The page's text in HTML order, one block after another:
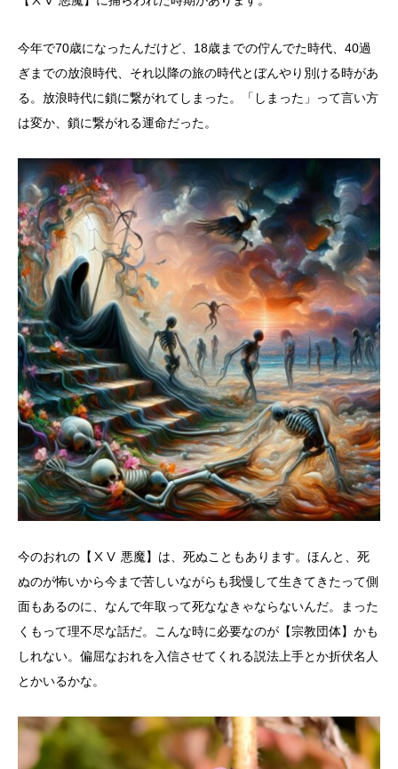
今年で70歳になったんだけど、18歳までの佇んでた時代、40過
ぎまでの放浪時代、それ以降の旅の時代とぼんやり別ける時があ
る。放浪時代に鎖に繋がれてしまった。「しまった」って言い方
は変か、鎖に繋がれる運命だった。
今のおれの【ⅩⅤ 悪魔】は、死ぬこともあります。ほんと、死
ぬのが怖いから今まで苦しいながらも我慢して生きてきたって側
面もあるのに、なんで年取って死ななきゃならないんだ。まった
くもって理不尽な話だ。こんな時に必要なのが【宗教団体】かも
しれない。偏屈なおれを入信させてくれる説法上手とか折伏名人
とかいるかな。